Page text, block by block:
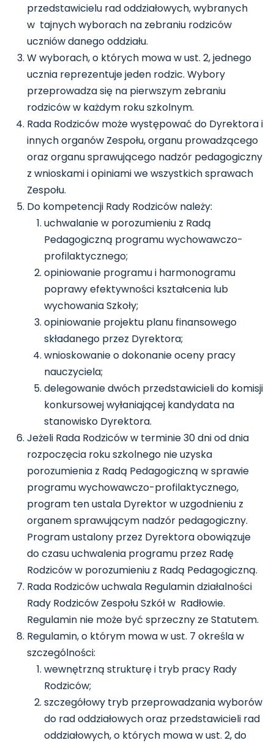
przedstawicielu rad oddziałowych, wybranych
w tajnych wyborach na zebraniu rodziców
uczniów danego oddziału.
W wyborach, o których mowa w ust. 2, jednego
ucznia reprezentuje jeden rodzic. Wybory
przeprowadza się na pierwszym zebraniu
rodziców w każdym roku szkolnym.
Rada Rodziców może występować do Dyrektora i
innych organów Zespołu, organu prowadzącego
oraz organu sprawującego nadzór pedagogiczny
z wnioskami i opiniami we wszystkich sprawach
Zespołu.
Do kompetencji Rady Rodziców należy:
uchwalanie w porozumieniu z Radą
Pedagogiczną programu wychowawczo-
profilaktycznego;
opiniowanie programu i harmonogramu
poprawy efektywności kształcenia lub
wychowania Szkoły;
opiniowanie projektu planu finansowego
składanego przez Dyrektora;
wnioskowanie o dokonanie oceny pracy
nauczyciela;
delegowanie dwóch przedstawicieli do komisji
konkursowej wyłaniającej kandydata na
stanowisko Dyrektora.
Jeżeli Rada Rodziców w terminie 30 dni od dnia
rozpoczęcia roku szkolnego nie uzyska
porozumienia z Radą Pedagogiczną w sprawie
programu wychowawczo-profilaktycznego,
program ten ustala Dyrektor w uzgodnieniu z
organem sprawującym nadzór pedagogiczny.
Program ustalony przez Dyrektora obowiązuje
do czasu uchwalenia programu przez Radę
Rodziców w porozumieniu z Radą Pedagogiczną.
Rada Rodziców uchwala Regulamin działalności
Rady Rodziców Zespołu Szkół w Radłowie.
Regulamin nie może być sprzeczny ze Statutem.
Regulamin, o którym mowa w ust. 7 określa w
szczególności:
wewnętrzną strukturę i tryb pracy Rady
Rodziców;
szczegółowy tryb przeprowadzania wyborów
do rad oddziałowych oraz przedstawicieli rad
oddziałowych, o których mowa w ust. 2, do